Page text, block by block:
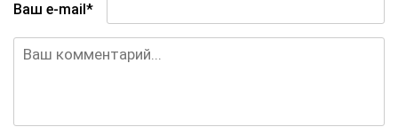
Ваш e-mail*